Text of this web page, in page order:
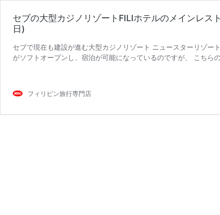
セブの大型カジノリゾートFILIホテルのメインレ
日)
セブで現在も建設が進む大型カジノリゾート ニュースターリゾ
がソフトオープンし、宿泊が可能になっているのですが、 こち
フィリピン旅行専門店